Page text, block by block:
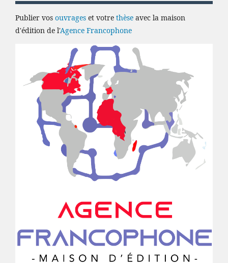
Publier vos ouvrages et votre thèse avec la maison
d'édition de l'Agence Francophone